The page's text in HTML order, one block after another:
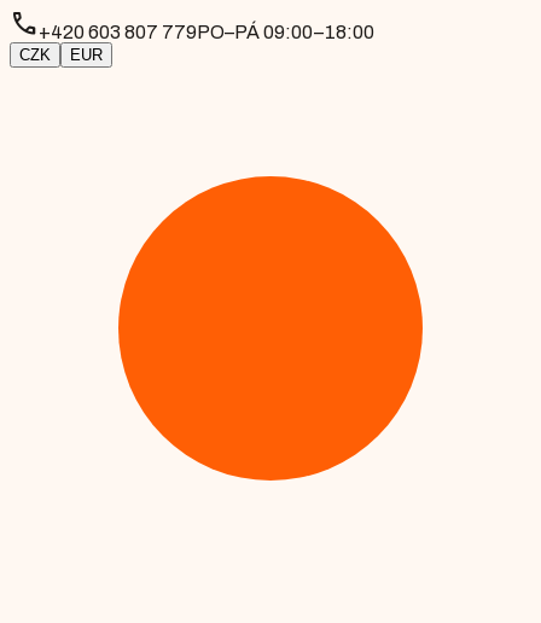
phone+420 603 807 779PO–PÁ 09:00–18:00
CZK EUR